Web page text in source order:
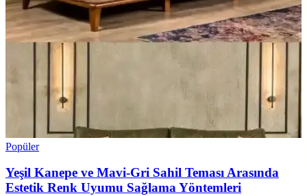
Popüler
Yeşil Kanepe ve Mavi-Gri Sahil Teması Arasında
Estetik Renk Uyumu Sağlama Yöntemleri